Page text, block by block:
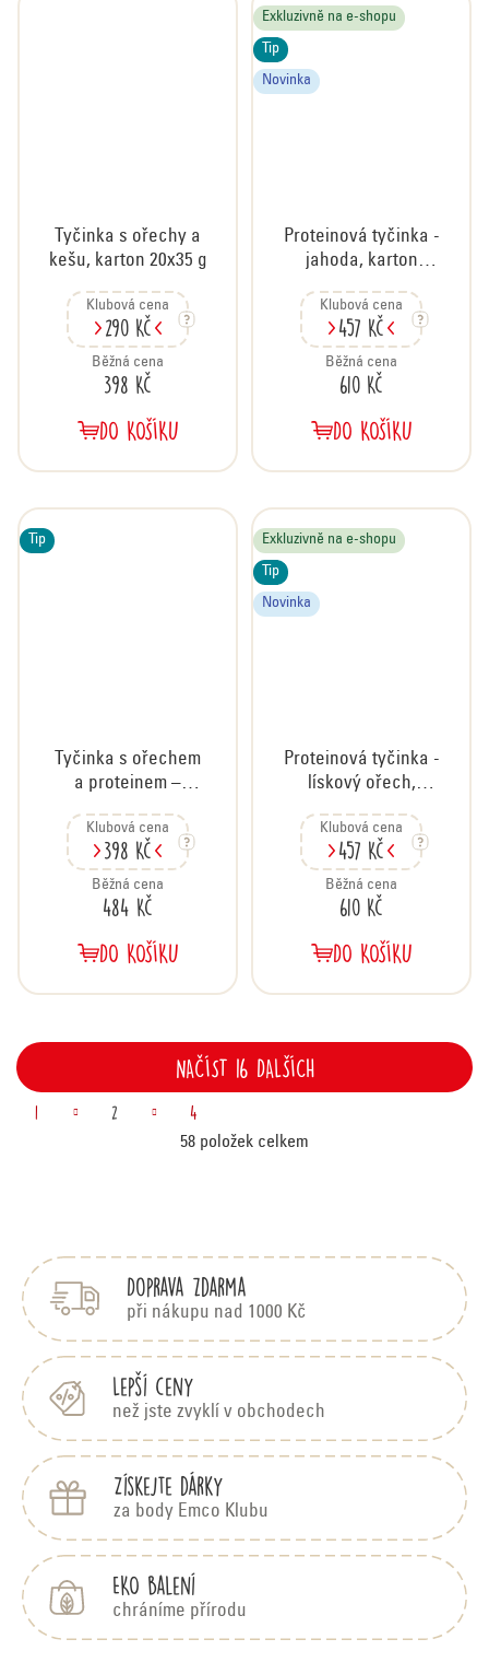
Tyčinka s ořechy a
kešu, karton 20x35 g
Klubová cena
290 Kč
Běžná cena
398 Kč
DO KOŠÍKU
Novinka
Tip
Exkluzivně na e-shopu
Proteinová tyčinka -
jahoda, karton
Klubová cena
457 Kč
Běžná cena
610 Kč
DO KOŠÍKU
Tip
Tyčinka s ořechem
a proteinem –
karton 20x40 g
Klubová cena
398 Kč
Běžná cena
484 Kč
DO KOŠÍKU
Novinka
Tip
Exkluzivně na e-shopu
Proteinová tyčinka -
lískový ořech,
Klubová cena
457 Kč
Běžná cena
610 Kč
DO KOŠÍKU
v
d
a
c
p
r
v
k
v
ý
NAČÍST 16 DALŠÍCH
á
n
k
o
v
á
n
1 2 4
58 položek celkem
Doprava zdarma
při nákupu nad 1000 Kč
Lepší ceny
než jste zvyklí v obchodech
Získejte dárky
za body Emco Klubu
EKO balení
chráníme přírodu